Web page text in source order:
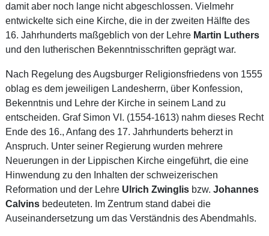
damit aber noch lange nicht abgeschlossen. Vielmehr
entwickelte sich eine Kirche, die in der zweiten Hälfte des
16. Jahrhunderts maßgeblich von der Lehre Martin Luthers
und den lutherischen Bekenntnisschriften geprägt war.
Nach Regelung des Augsburger Religionsfriedens von 1555
oblag es dem jeweiligen Landesherrn, über Konfession,
Bekenntnis und Lehre der Kirche in seinem Land zu
entscheiden. Graf Simon VI. (1554-1613) nahm dieses Recht
Ende des 16., Anfang des 17. Jahrhunderts beherzt in
Anspruch. Unter seiner Regierung wurden mehrere
Neuerungen in der Lippischen Kirche eingeführt, die eine
Hinwendung zu den Inhalten der schweizerischen
Reformation und der Lehre Ulrich Zwinglisbzw. Johannes
Calvinsbedeuteten. Im Zentrum stand dabei die
Auseinandersetzung um das Verständnis des Abendmahls.